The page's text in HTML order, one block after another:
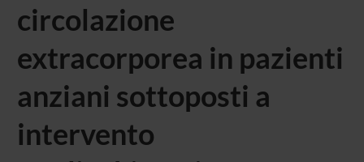
circolazione
extracorporea in pazienti
anziani sottoposti a
intervento